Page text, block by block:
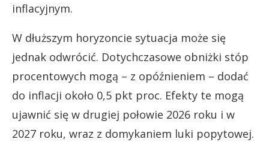
inflacyjnym.
W dłuższym horyzoncie sytuacja może się
jednak odwrócić. Dotychczasowe obniżki stóp
procentowych mogą – z opóźnieniem – dodać
do inflacji około 0,5 pkt proc. Efekty te mogą
ujawnić się w drugiej połowie 2026 roku i w
2027 roku, wraz z domykaniem luki popytowej.